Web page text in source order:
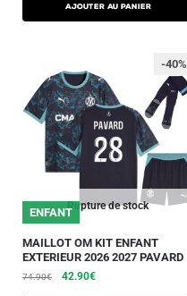
AJOUTER AU PANIER
Rupture de stock
ENFANT
-40%
MAILLOT OM KIT ENFANT
EXTERIEUR 2026 2027 PAVARD
74.90€ 42.90€